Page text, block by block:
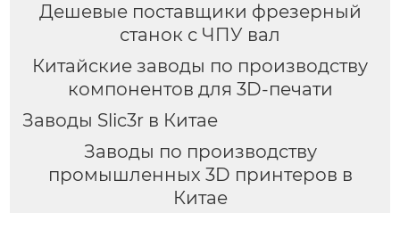
Дешевые поставщики фрезерный
станок с ЧПУ вал
Китайские заводы по производству
компонентов для 3D-печати
Заводы Slic3r в Китае
Заводы по производству
промышленных 3D принтеров в
Китае